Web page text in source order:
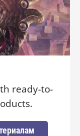
ready-to-